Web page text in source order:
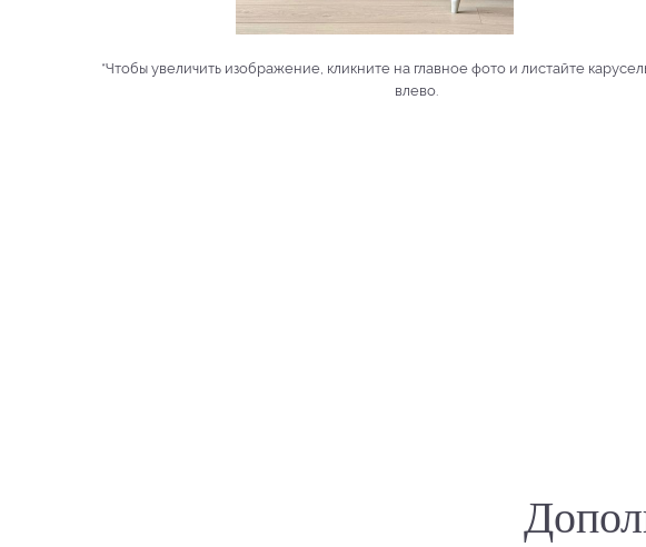
*Чтобы увеличить изображение, кликните на главное фото и листайте
влево.